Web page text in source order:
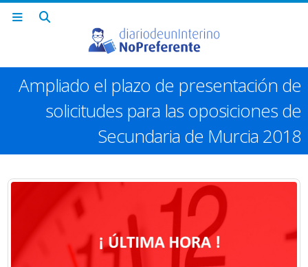
Ampliado el plazo de presentación de
solicitudes para las oposiciones de
Secundaria de Murcia 2018